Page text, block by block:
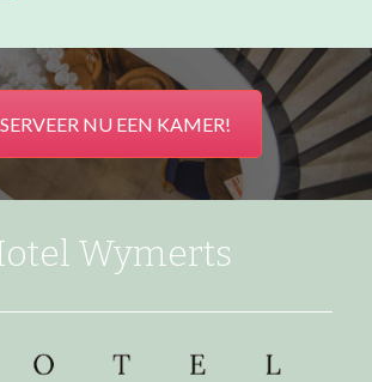
NU EEN KAMER!
Wymerts